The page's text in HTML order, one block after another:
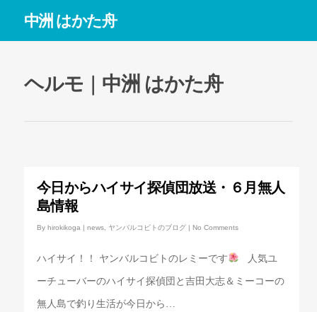
中洲 はかた舟
ヘルモ | 中洲 はかた舟
今日からハイサイ探偵団放送・６月無人
島情報
By hirokikoga | news, ヤンバルコビトのブログ | No Comments
ハイサイ！！ ヤンバルコビトのレミーです 人気ユ
ーチューバーのハイサイ探偵団と吉田大志＆ミーコーの
無人島で釣り生活が今日から…